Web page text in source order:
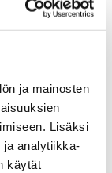
ja mainosten
Lisäksi
ja analytiikka-
käytät
Tanja